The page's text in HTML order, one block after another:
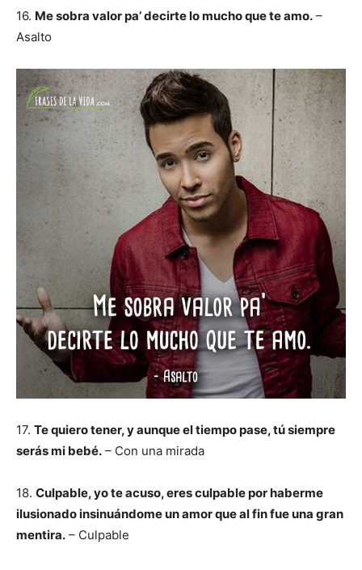
16. Me sobra valor pa’ decirte lo mucho que te amo. –
Asalto
17. Te quiero tener, y aunque el tiempo pase, tú siempre
serás mi bebé. – Con una mirada
18. Culpable, yo te acuso, eres culpable por haberme
ilusionado insinuándome un amor que al fin fue una gran
mentira. – Culpable